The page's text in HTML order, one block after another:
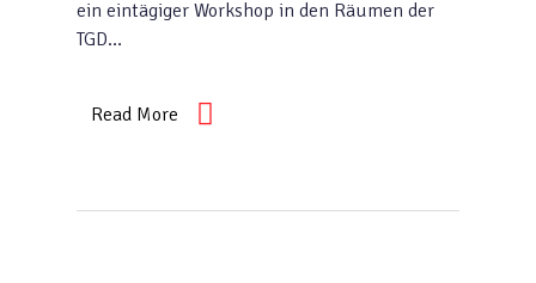
ein eintägiger Workshop in den Räumen der
TGD…
Read More